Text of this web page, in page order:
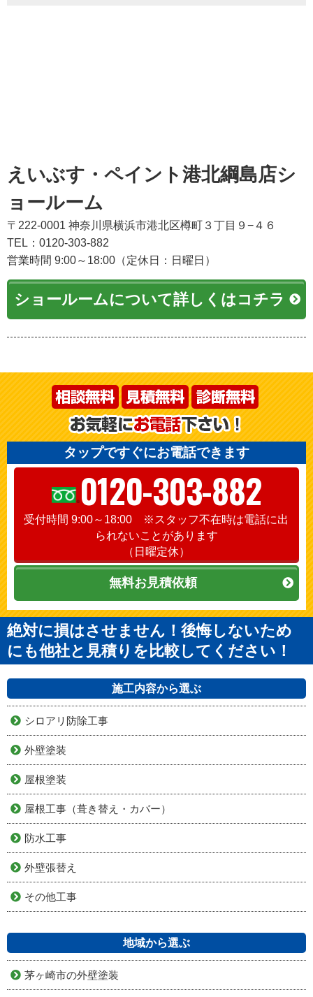
えいぶす・ペイント港北綱島店シ
ョールーム
〒222-0001 神奈川県横浜市港北区樽町３丁目９−４６
TEL：0120-303-882
営業時間 9:00～18:00（定休日：日曜日）
ショールームについて詳しくはコチラ
タップですぐにお電話できます
0120-303-882
受付時間 9:00～18:00 ※スタッフ不在時は電話に出
られないことがあります
（日曜定休）
無料お見積依頼
絶対に損はさせません！後悔しないため
にも他社と見積りを比較してください！
施工内容から選ぶ
シロアリ防除工事
外壁塗装
屋根塗装
屋根工事（葺き替え・カバー）
防水工事
外壁張替え
その他工事
地域から選ぶ
茅ヶ崎市の外壁塗装